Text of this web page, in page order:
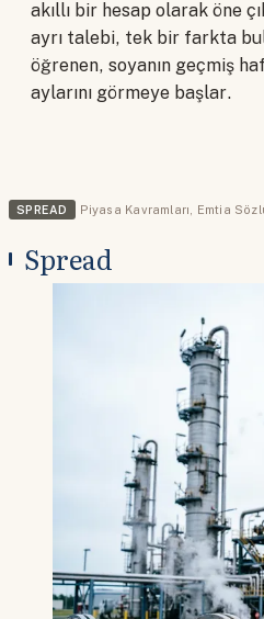
akıllı bir hesap olarak öne
ayrı talebi, tek bir farkta
öğrenen, soyanın geçmiş
aylarını görmeye başlar.
SPREAD Piyasa Kavramları, Emtia
Spread